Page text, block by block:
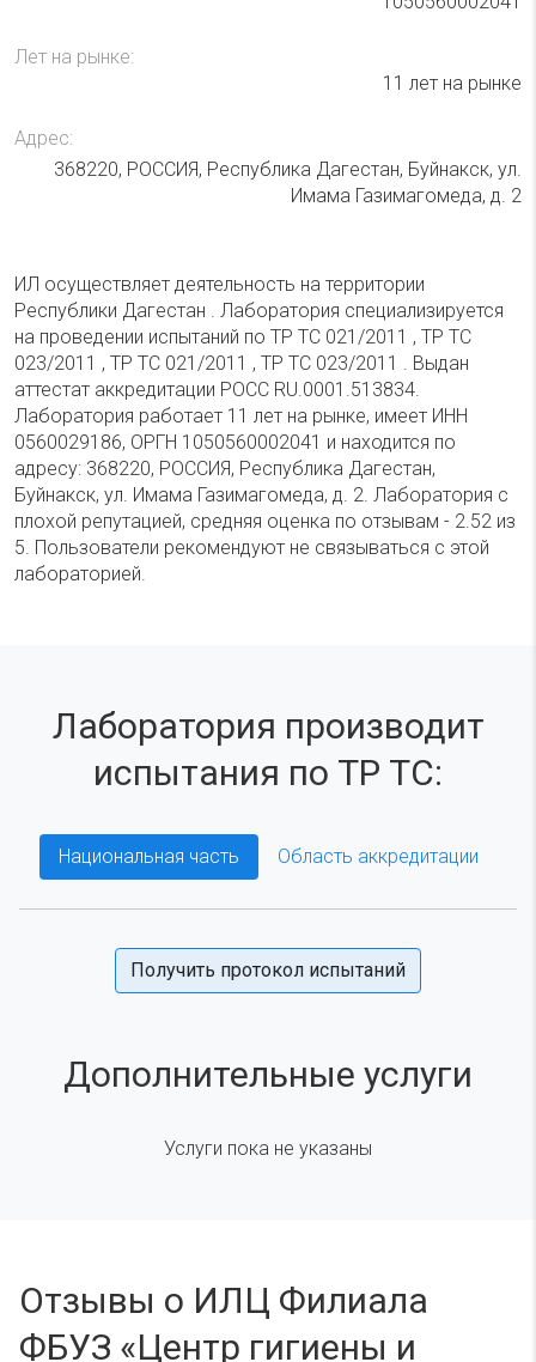
Лет на рынке:
11 лет на рынке
Адрес:
368220, РОССИЯ, Республика Дагестан, Буйнакск, ул.
Имама Газимагомеда, д. 2
ИЛ осуществляет деятельность на территории
Республики Дагестан . Лаборатория специализируется
на проведении испытаний по ТР ТС 021/2011 , ТР ТС
023/2011 , ТР ТС 021/2011 , ТР ТС 023/2011 . Выдан
аттестат аккредитации РОСС RU.0001.513834.
Лаборатория работает 11 лет на рынке, имеет ИНН
0560029186, ОРГН 1050560002041 и находится по
адресу: 368220, РОССИЯ, Республика Дагестан,
Буйнакск, ул. Имама Газимагомеда, д. 2. Лаборатория с
плохой репутацией, средняя оценка по отзывам - 2.52 из
5. Пользователи рекомендуют не связываться с этой
лабораторией.
Лаборатория производит
испытания по ТР ТС:
Национальная часть Область аккредитации
Получить протокол испытаний
Дополнительные услуги
Услуги пока не указаны
Отзывы о ИЛЦ Филиала
ФБУЗ «Центр гигиены и